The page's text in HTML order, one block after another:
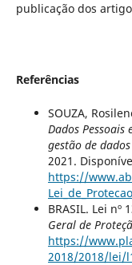
publicação dos
Referências
SOUZA,
Dados Pessoais
gestão de
2021.
https://
BRASIL. Lei nº
Geral de
https://
2018/2018/lei/